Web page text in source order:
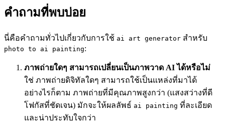
คำถามที่พบบ่อย
นี่คือคำถามทั่วไปเกี่ยวกับการใช้ ai art generator สำหรับ
photo to ai painting:
ภาพถ่ายใดๆ สามารถเปลี่ยนเป็นภาพวาด AI ได้หรือไม่
ใช่ ภาพถ่ายดิจิทัลใดๆ สามารถใช้เป็นแหล่งที่มาได้
อย่างไรก็ตาม ภาพถ่ายที่มีคุณภาพสูงกว่า (แสงสว่างที่ดี
โฟกัสที่ชัดเจน) มักจะให้ผลลัพธ์ ai painting ที่ละเอียด
และน่าประทับใจกว่า